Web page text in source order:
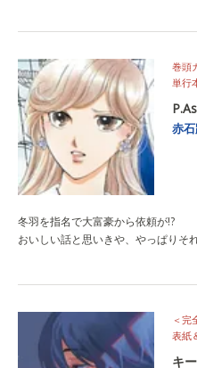
巻頭
単行
赤
冬羽を指名で大富豪から依頼が!?
おいしい話と思いきや、やっぱりそ
＜完
表紙
キ